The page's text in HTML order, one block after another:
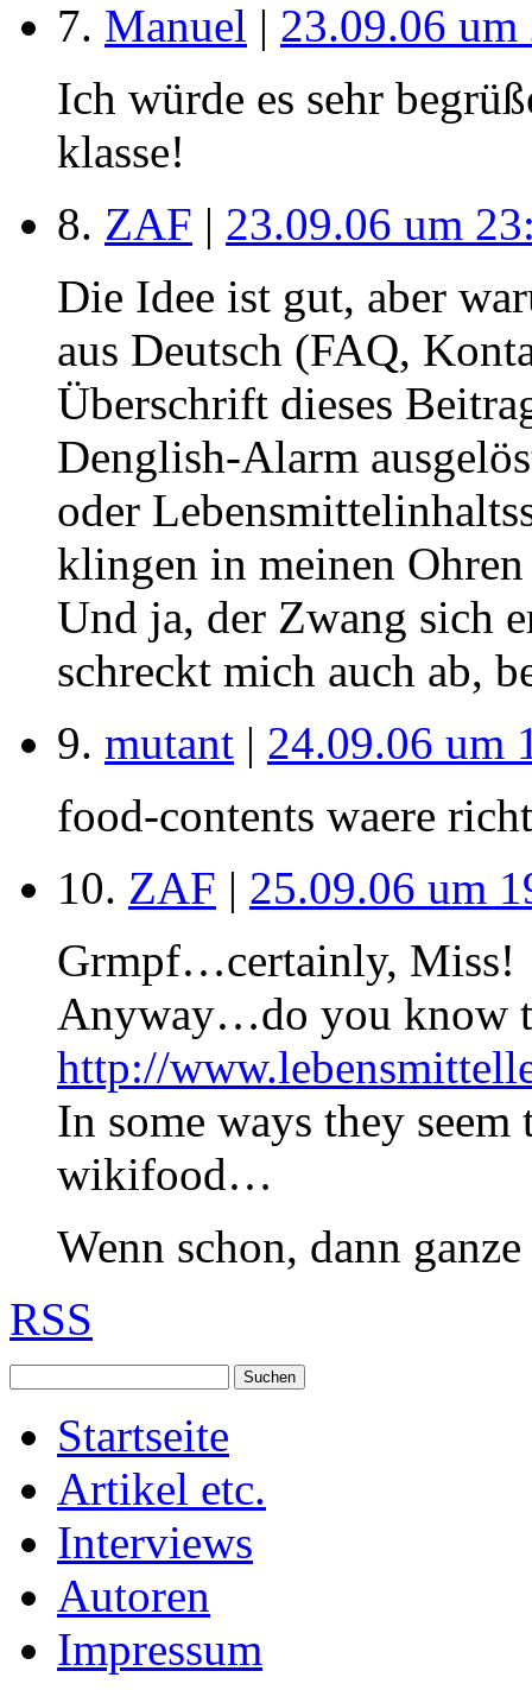
7. Manuel | 23.09.06 um
Ich würde es sehr
klasse!
8. ZAF | 23.09.06 um
Die Idee ist gut, aber
aus Deutsch (FAQ,
Überschrift dieses
Denglish-Alarm
oder
klingen in meinen Ohren
Und ja, der Zwang sich
schreckt mich auch ab,
9. mutant | 24.09.06 um
food-contents waere
10. ZAF | 25.09.06 um
Grmpf…certainly, Miss!
Anyway…do you know
http://
In some ways they
wikifood…
Wenn schon, dann
RSS
Startseite
Artikel etc.
Interviews
Autoren
Impressum